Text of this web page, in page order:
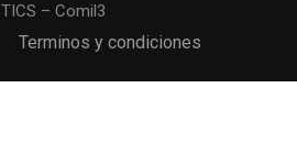
TICS – Comil3
Terminos y condiciones